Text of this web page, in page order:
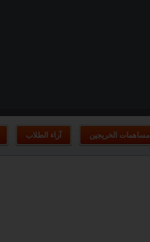
آراء الطلاب مساهمات الخريجين